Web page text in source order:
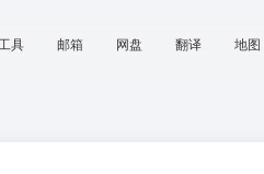
工具 邮箱 网盘 翻译 地图